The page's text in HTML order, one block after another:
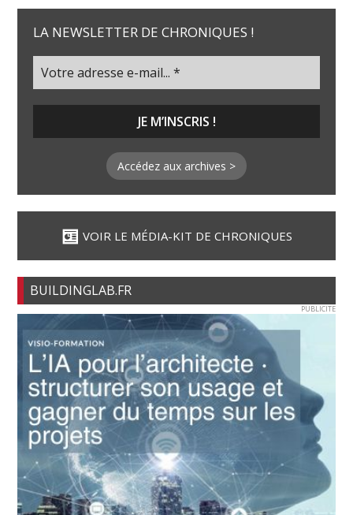
LA NEWSLETTER DE CHRONIQUES !
Accédez aux archives >
VOIR LE MÉDIA-KIT DE CHRONIQUES
BUILDINGLAB.FR
PUBLICITE